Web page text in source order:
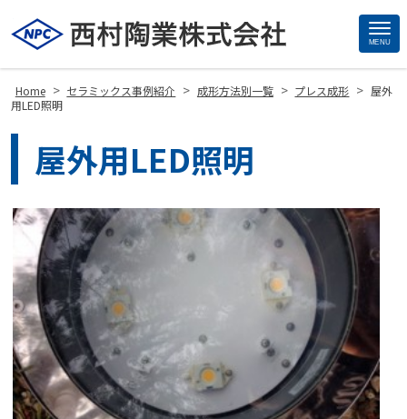
MENU
Home > セラミックス事例紹介 > 成形方法別一覧 > プレス成形 > 屋外
用LED照明
屋外用LED照明
Site
Footer